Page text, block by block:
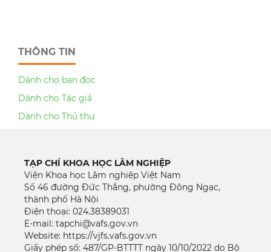
THÔNG TIN
Dành cho bạn đọc
Dành cho Tác giả
Dành cho Thủ thư
TẠP CHÍ KHOA HỌC LÂM NGHIỆP
Viện Khoa học Lâm nghiệp Việt Nam
Số 46 đường Đức Thắng, phường Đông Ngạc,
thành phố Hà Nội
Điện thoại: 024.38389031
E-mail: tapchi@vafs.gov.vn
Website: https://vjfs.vafs.gov.vn
Giấy phép số: 487/GP-BTTTT ngày 10/10/2022 do Bộ